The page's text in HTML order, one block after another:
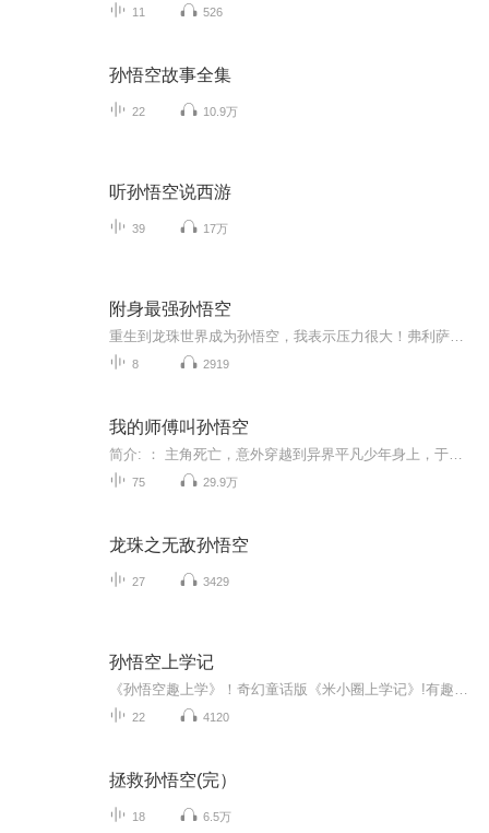
11 526
孙悟空故事全集
22 10.9万
听孙悟空说西游
39 17万
附身最强孙悟空
8 2919
我的师傅叫孙悟空
75 29.9万
龙珠之无敌孙悟空
27 3429
孙悟空上学记
22 4120
拯救孙悟空(完）
18 6.5万